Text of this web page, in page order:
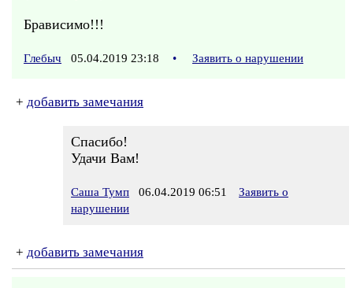
Брависимо!!!
Глебыч 05.04.2019 23:18 • Заявить о нарушении
+ добавить замечания
Спасибо!
Удачи Вам!
Саша Тумп 06.04.2019 06:51
Заявить о
нарушении
+ добавить замечания